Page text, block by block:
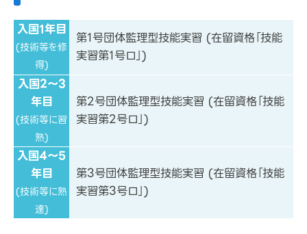
入国1年目
(技術等を修
得)
第1号団体監理型技能実習 (在留資格「技能
実習第1号ロ」)
入国2～3
年目
(技術等に習
熟)
第2号団体監理型技能実習 (在留資格「技能
実習第2号ロ」)
入国4～5
年目
(技術等に熟
達)
第3号団体監理型技能実習 (在留資格「技能
実習第3号ロ」)